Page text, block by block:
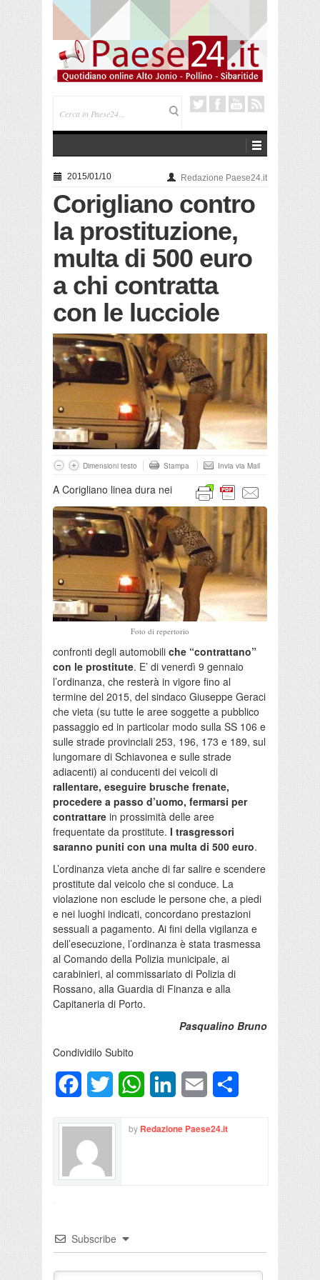
Trebisacce. Cento anni per la processione in mare
di San Rocco. Arriva la reliquia
2015/01/10 Redazione Paese24.it
Corigliano contro
la prostituzione,
multa di 500 euro
a chi contratta
con le lucciole
Dimensioni testo Stampa Invia via Mail
Foto di repertorio
A Corigliano linea dura nei
confronti degli automobili che “contrattano”
con le prostitute. E’ di venerdì 9 gennaio
l’ordinanza, che resterà in vigore fino al
termine del 2015, del sindaco Giuseppe Geraci
che vieta (su tutte le aree soggette a pubblico
passaggio ed in particolar modo sulla SS 106 e
sulle strade provinciali 253, 196, 173 e 189, sul
lungomare di Schiavonea e sulle strade
adiacenti) ai conducenti dei veicoli di
rallentare, eseguire brusche frenate,
procedere a passo d’uomo, fermarsi per
contrattare in prossimità delle aree
frequentate da prostitute. I trasgressori
saranno puniti con una multa di 500 euro.
L’ordinanza vieta anche di far salire e scendere
prostitute dal veicolo che si conduce. La
violazione non esclude le persone che, a piedi
e nei luoghi indicati, concordano prestazioni
sessuali a pagamento. Ai fini della vigilanza e
dell’esecuzione, l’ordinanza è stata trasmessa
al Comando della Polizia municipale, ai
carabinieri, al commissariato di Polizia di
Rossano, alla Guardia di Finanza e alla
Capitaneria di Porto.
Pasqualino Bruno
Condividilo Subito
FacebookTwitter WhatsAppLinkedInEmail
by Redazione Paese24.it
Subscribe